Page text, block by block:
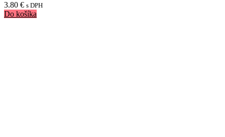
3.80 € s DPH
Do košíka